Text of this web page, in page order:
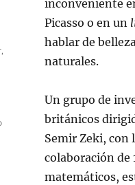
inconveniente
Picasso o en un
hablar de
naturales.
Un grupo de
británicos
Semir Zeki, con
colaboración de
matemáticos,
,